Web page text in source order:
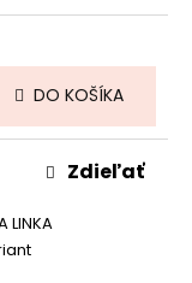
DO KOŠÍKA
LINKA
Zdieľať